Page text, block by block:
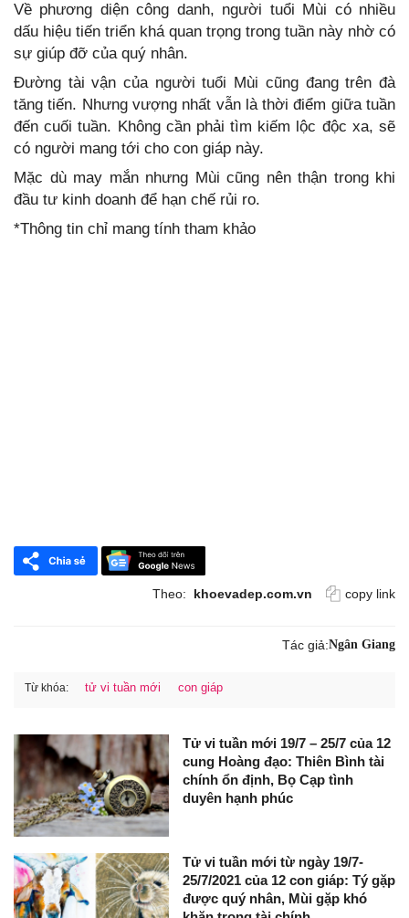
Về phương diện công danh, người tuổi Mùi có nhiều
dấu hiệu tiến triển khá quan trọng trong tuần này nhờ có
sự giúp đỡ của quý nhân.
Đường tài vận của người tuổi Mùi cũng đang trên đà
tăng tiến. Nhưng vượng nhất vẫn là thời điểm giữa tuần
đến cuối tuần. Không cần phải tìm kiếm lộc độc xa, sẽ
có người mang tới cho con giáp này.
Mặc dù may mắn nhưng Mùi cũng nên thận trong khi
đầu tư kinh doanh để hạn chế rủi ro.
*Thông tin chỉ mang tính tham khảo
Theo: khoevadep.com.vn copy link
Tác giả:Ngân Giang
Từ khóa: tử vi tuần mới con giáp
Tử vi tuần mới 19/7 – 25/7 của 12
cung Hoàng đạo: Thiên Bình tài
chính ổn định, Bọ Cạp tình
duyên hạnh phúc
Tử vi tuần mới từ ngày 19/7-
25/7/2021 của 12 con giáp: Tý gặp
được quý nhân, Mùi gặp khó